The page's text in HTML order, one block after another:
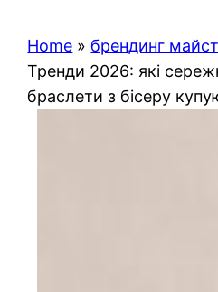
Home » брендинг
Тренди 2026: які
браслети з бісеру